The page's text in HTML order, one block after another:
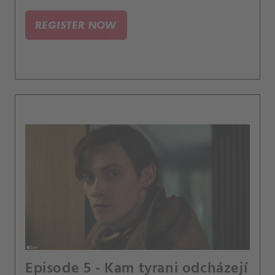
REGISTER NOW
Episode 5 - Kam tyrani odcházejí